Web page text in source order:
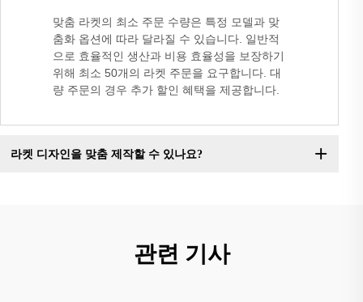
맞춤 라켓의 최소 주문 수량은 특정 모델과 맞
춤화 옵션에 따라 달라질 수 있습니다. 일반적
으로 효율적인 생산과 비용 효율성을 보장하기
위해 최소 50개의 라켓 주문을 요구합니다. 대
량 주문의 경우 추가 할인 혜택을 제공합니다.
라켓 디자인을 맞춤 제작할 수 있나요?
관련 기사